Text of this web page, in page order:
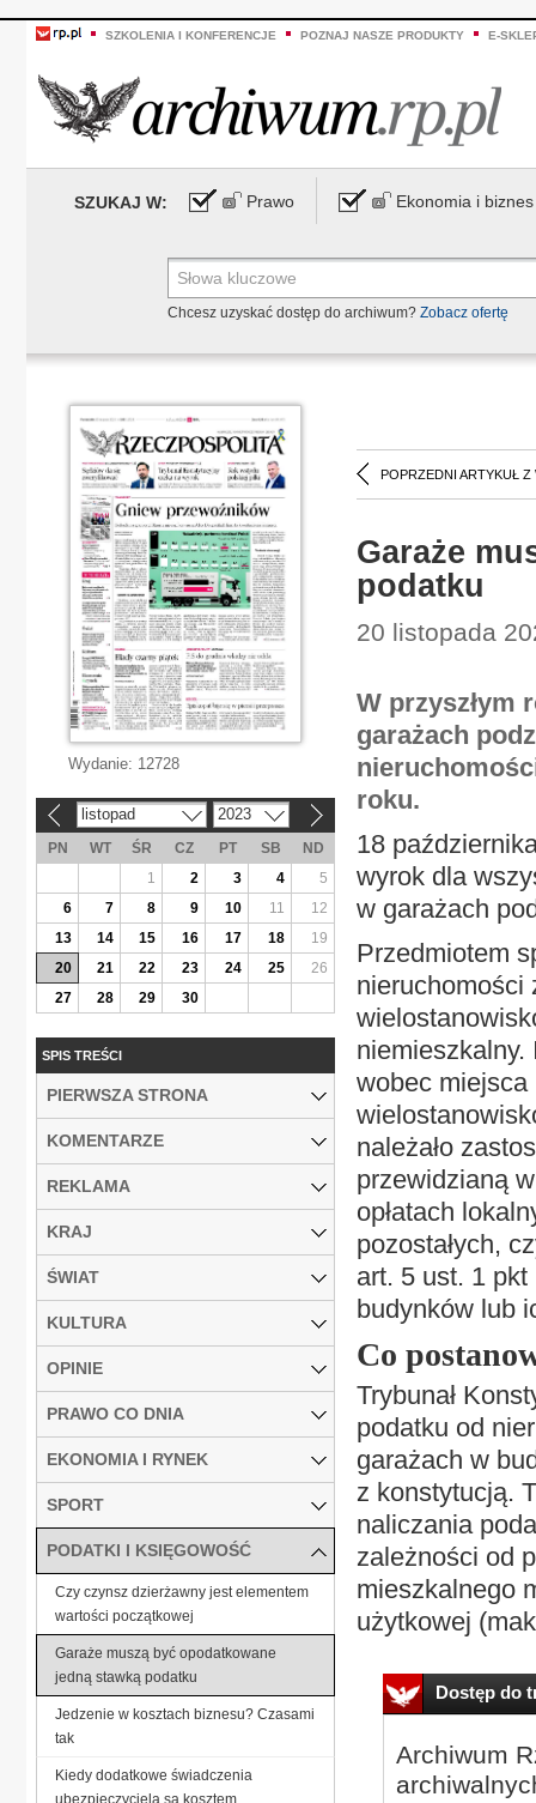
SZKOLENIA I KONFERENCJE POZNAJ NASZE PRODUKTY E-
SZUKAJ W: Prawo Ekonomia i biznes
Chcesz uzyskać dostęp do archiwum? Zobacz ofertę
POPRZEDNI ARTYKUŁ Z
Garaże
podatku
20 listopada
W przyszłym
garażach
roku.
18
wyrok dla
w garażach
Przedmiotem
nieruchomości
niemieszkalny.
wobec
należało
przewidzianą
opłatach
pozostałych,
art. 5 ust. 1
budynków lub
Co
Trybunał
podatku od
garażach w
z konstytucją.
naliczania
zależności od
mieszkalnego
użytkowej
Dostęp do
Archiwum
Wydanie: 12728
listopad 2023
PN WT ŚR CZ PT SB
ND
1
2 3 4
5
6
7 8 9 10 11
12
13
14 15 16 17 18
19
20
21 22 23 24 25
26
27
28 29 30
SPIS TREŚCI
PIERWSZA STRONA
KOMENTARZE
REKLAMA
KRAJ
ŚWIAT
KULTURA
OPINIE
PRAWO CO DNIA
EKONOMIA I RYNEK
SPORT
PODATKI I KSIĘGOWOŚĆ
Czy czynsz dzierżawny jest elementem
wartości początkowej
Garaże muszą być opodatkowane
jedną stawką podatku
Jedzenie w kosztach biznesu? Czasami
tak
Kiedy dodatkowe świadczenia
ubezpieczyciela są kosztem